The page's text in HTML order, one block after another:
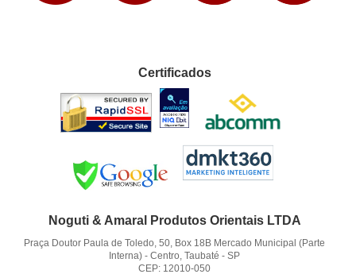
Certificados
Noguti & Amaral Produtos Orientais LTDA
Praça Doutor Paula de Toledo, 50, Box 18B Mercado Municipal (Parte
Interna) -Centro, Taubaté -SP
CEP: 12010-050